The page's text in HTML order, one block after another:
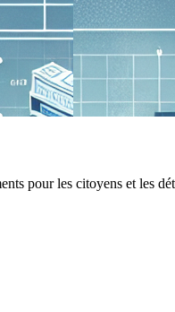
pour les citoyens et les